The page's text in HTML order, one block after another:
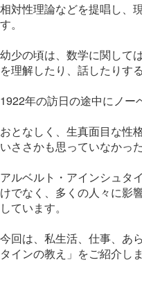
相対性理論などを提唱し、
す。
幼少の頃は、数学に関して
を理解したり、話したりす
1922年の訪日の途中にノー
おとなしく、生真面目な性
いささかも思っていなかっ
アルベルト・アインシュタ
けでなく、多くの人々に影
しています。
今回は、私生活、仕事、あ
タインの教え」をご紹介しま